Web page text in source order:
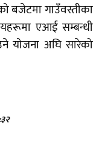
बजेटमा गाउँवस्तीका
एआई सम्बन्धी
योजना अघि सारेको